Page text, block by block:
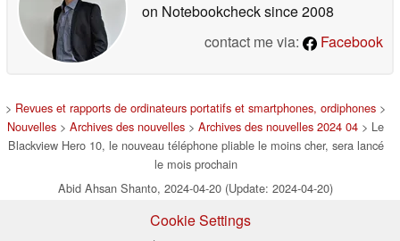
on Notebookchecksince 2008
contact me via:
Facebook
> Revues et rapports de ordinateurs portatifs et smartphones, ordiphones >
Nouvelles > Archives des nouvelles > Archives des nouvelles 2024 04 > Le
Blackview Hero 10, le nouveau téléphone pliable le moins cher, sera lancé
le mois prochain
Abid Ahsan Shanto, 2024-04-20 (Update: 2024-04-20)
Cookie Settings